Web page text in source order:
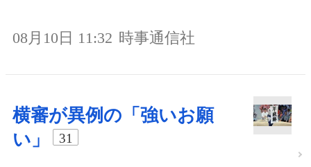
08月10日 11:32 時事通信社
横審が異例の「強いお願
い」
31